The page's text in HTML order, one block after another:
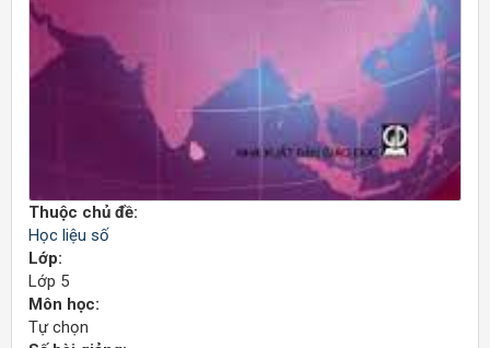
Thuộc chủ đề:
Học liệu số
Lớp:
Lớp 5
Môn học:
Tự chọn